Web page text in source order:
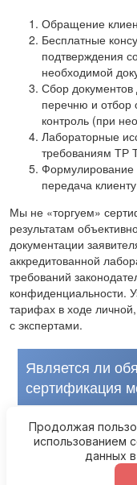
Обращение
Бесплатные
подтверждения
необходимой
Сбор документов
перечню и отбор
контроль (при
Лабораторные
требованиям ТР
передача
Мы не «торгуем»
результатам
документации
аккредитованной
требований
конфиденциальности.
тарифах в ходе
с экспертами.
Является ли
сертификация
Какая
сертификации
Продолжая
использованием
данных